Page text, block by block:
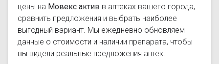
цены на Мовекс актив в аптеках вашего города,
сравнить предложения и выбрать наиболее
выгодный вариант. Мы ежедневно обновляем
данные о стоимости и наличии препарата, чтобы
вы видели реальные предложения аптек.